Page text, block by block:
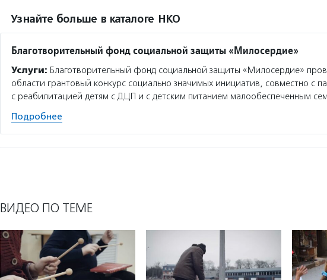
Узнайте больше в каталоге НКО
Благотворительный фонд социальной защиты «Милосердие»
Услуги: Благотворительный фонд социальной защиты «Милосердие»
области грантовый конкурс социально значимых инициатив, совместно с
с реабилитацией детям с ДЦП и с детским питанием малообеспеченным
Подробнее
ВИДЕО ПО ТЕМЕ